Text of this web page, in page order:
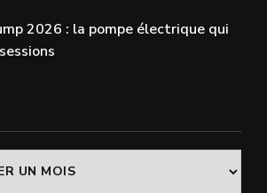
2026 : la pompe électrique qui